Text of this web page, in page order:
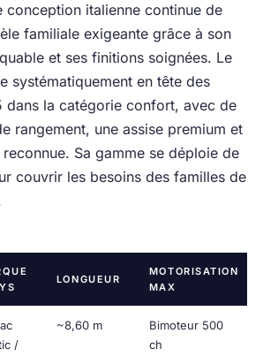
conception italienne continue de
familiale exigeante grâce à son
et ses finitions soignées. Le
systématiquement en tête des
la catégorie confort, avec de
rangement, une assise premium et
Sa gamme se déploie de
couvrir les besoins des familles de
LONGUEUR
MOTORISATION
MAX
/
~8,60 m
Bimoteur 500
ch